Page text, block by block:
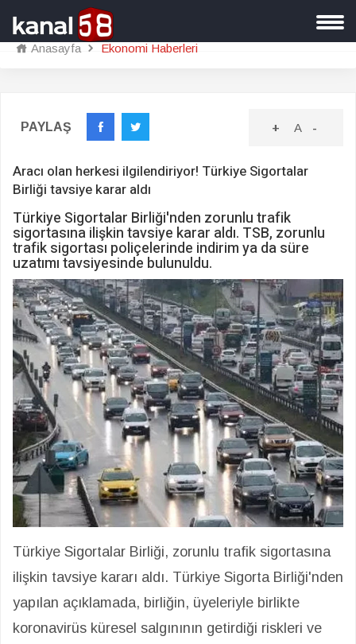
Anasayfa Ekonomi Haberleri
PAYLAŞ + A -
Aracı olan herkesi ilgilendiriyor! Türkiye Sigortalar
Birliği tavsiye karar aldı
Türkiye Sigortalar Birliği'nden zorunlu trafik
sigortasına ilişkin tavsiye karar aldı. TSB, zorunlu
trafik sigortası poliçelerinde indirim ya da süre
uzatımı tavsiyesinde bulunuldu.
Türkiye Sigortalar Birliği, zorunlu trafik sigortasına
ilişkin tavsiye kararı aldı. Türkiye Sigorta Birliği'nden
yapılan açıklamada, birliğin, üyeleriyle birlikte
koronavirüs küresel salgınının getirdiği riskleri ve